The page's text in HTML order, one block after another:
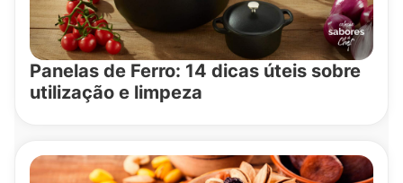
Panelas de Ferro: 14 dicas úteis sobre
utilização e limpeza